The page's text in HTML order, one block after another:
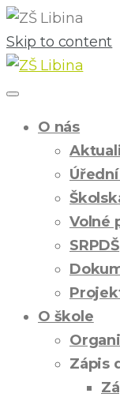
Skip to content
O nás
Volné
SRPDŠ
O škole
Zápis